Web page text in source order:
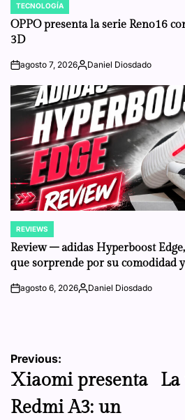
POSTED
IN
TECNOLOGÍA
OPPO presenta la serie Reno16
3D
onagosto 7, 2026Posted
Daniel Diosdado
POSTED
IN
REVIEWS
Review – adidas Hyperboost
que sorprende por su comodidad
onagosto 6, 2026Posted
Daniel Diosdado
Navegación
de
entradas
Previous:
Xiaomi presenta
Redmi A3: un